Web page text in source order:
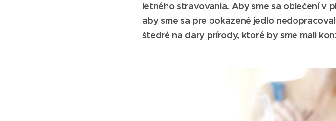
letného stravovania. Aby sme sa oblečení v
aby sme sa pre pokazené jedlo
štedré na dary prírody, ktoré by sme mali